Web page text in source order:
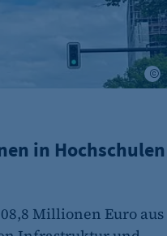
in Hochschulen
Millionen Euro aus